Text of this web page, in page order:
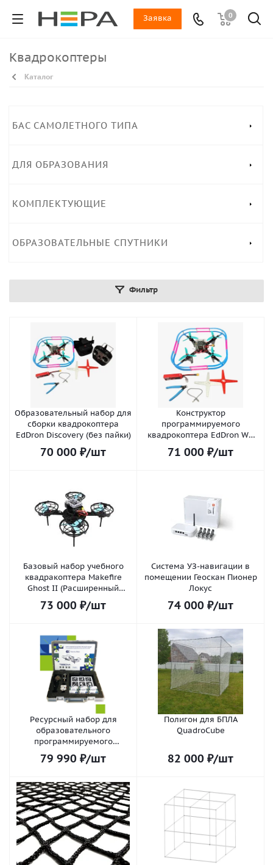
0
Заявка
Квадрокоптеры
Каталог
БАС САМОЛЕТНОГО ТИПА
ДЛЯ ОБРАЗОВАНИЯ
КОМПЛЕКТУЮЩИЕ
ОБРАЗОВАТЕЛЬНЫЕ СПУТНИКИ
Фильтр
Образовательный набор для
сборки квадрокоптера
EdDron Discovery (без пайки)
70 000 ₽/шт
Конструктор
программируемого
квадрокоптера EdDron WS
light (с пайкой)
71 000 ₽/шт
Базовый набор учебного
квадракоптера Makefire
Ghost II (Расширенный
комплект)
73 000 ₽/шт
Система УЗ-навигации в
помещении Геоскан Пионер
Локус
74 000 ₽/шт
Ресурсный набор для
образовательного
программируемого
конструктора БПЛА
«Пиксель-Вжик»
79 990 ₽/шт
Полигон для БПЛА
QuadroCube
82 000 ₽/шт